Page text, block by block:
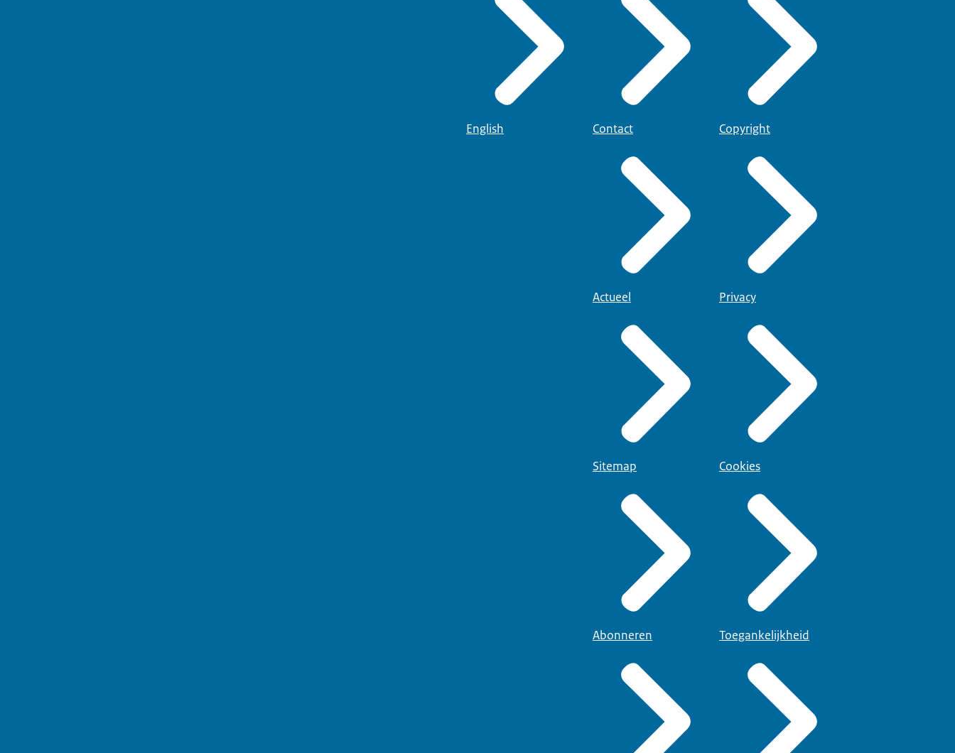
English Contact
Actueel
Sitemap
Abonneren
Copyright
Privacy
Cookies
Toegankelijkheid